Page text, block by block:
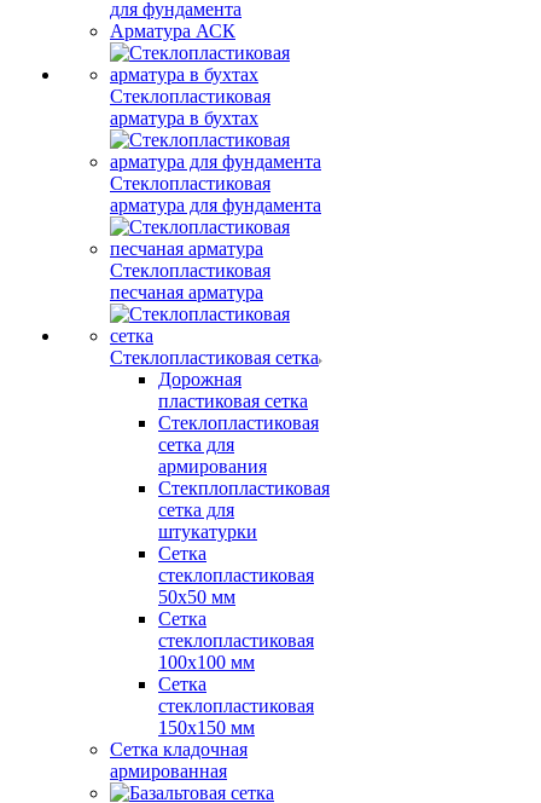
для фундамента
Арматура АСК
Стеклопластиковая
арматура в бухтах
Стеклопластиковая
арматура для фундамента
Стеклопластиковая
песчаная арматура
Стеклопластиковая сетка
Дорожная
пластиковая сетка
Стеклопластиковая
сетка для
армирования
Стекплопластиковая
сетка для
штукатурки
Сетка
стеклопластиковая
50x50 мм
Сетка
стеклопластиковая
100x100 мм
Сетка
стеклопластиковая
150x150 мм
Сетка кладочная
армированная